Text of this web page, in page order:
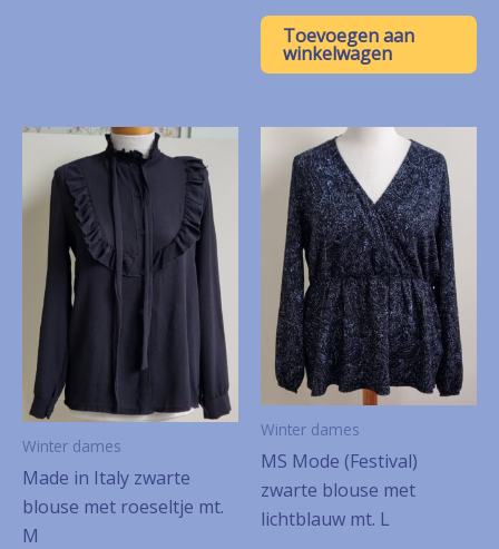
Toevoegen aan
winkelwagen
Winter dames
Made in Italy zwarte
blouse met roeseltje mt.
M
Winter dames
MS Mode (Festival)
zwarte blouse met
lichtblauw mt. L